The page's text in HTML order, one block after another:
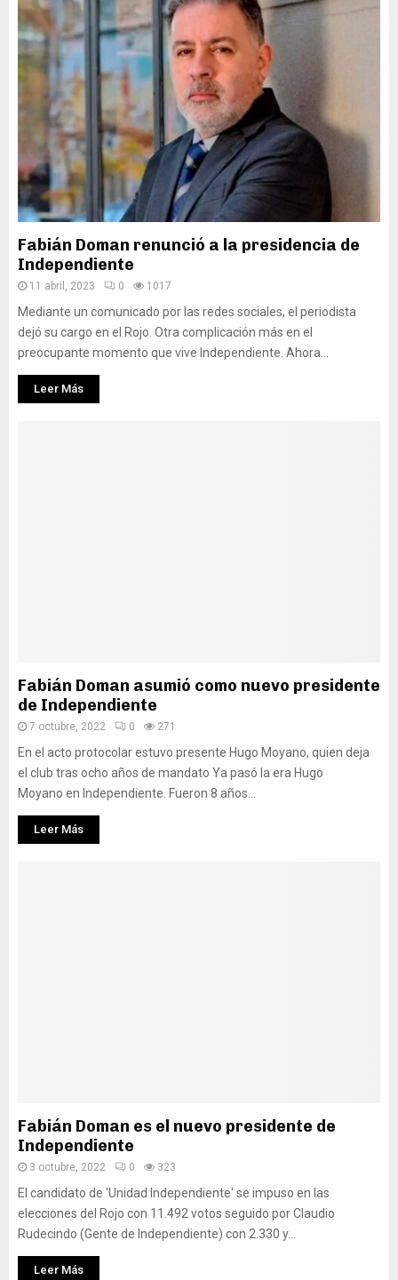
Fabián Doman renunció a la presidencia de
Independiente
11 abril, 2023 0 1017
Mediante un comunicado por las redes sociales, el periodista
dejó su cargo en el Rojo. Otra complicación más en el
preocupante momento que vive Independiente. Ahora...
Leer Más
Fabián Doman asumió como nuevo presidente
de Independiente
7 octubre, 2022 0 271
En el acto protocolar estuvo presente Hugo Moyano, quien deja
el club tras ocho años de mandato Ya pasó la era Hugo
Moyano en Independiente. Fueron 8 años...
Leer Más
Fabián Doman es el nuevo presidente de
Independiente
3 octubre, 2022 0 323
El candidato de 'Unidad Independiente' se impuso en las
elecciones del Rojo con 11.492 votos seguido por Claudio
Rudecindo (Gente de Independiente) con 2.330 y...
Leer Más